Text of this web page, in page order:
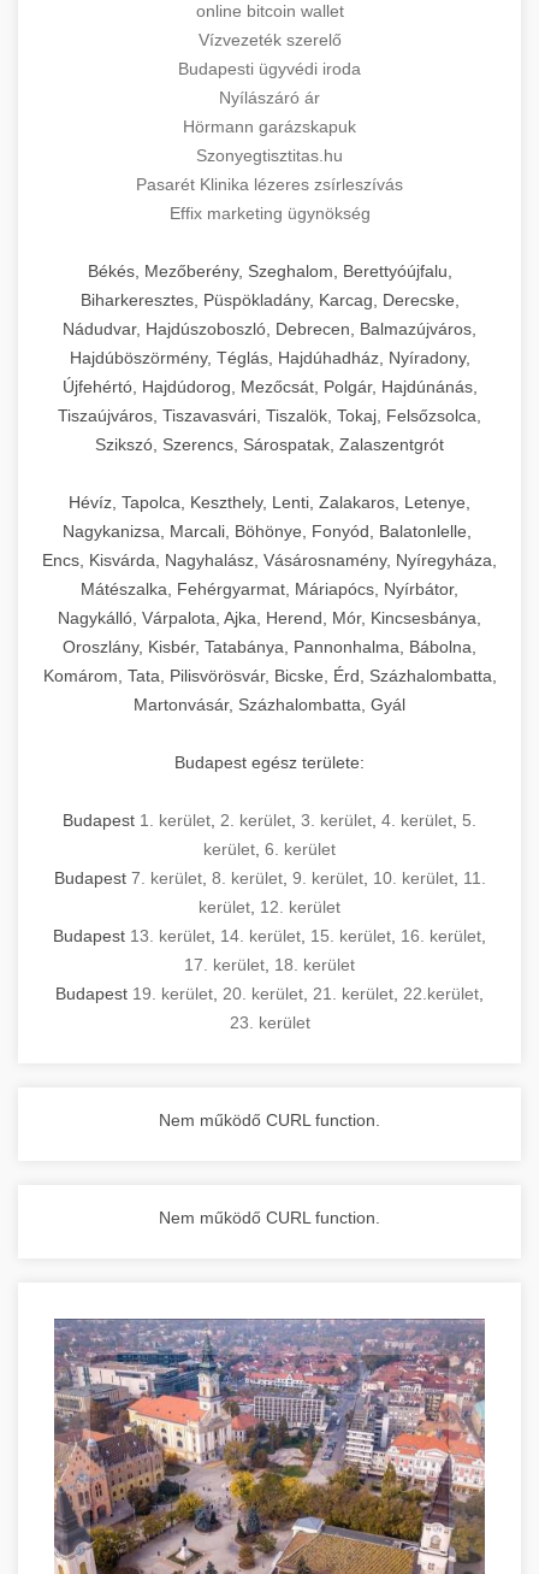
online bitcoin wallet
Vízvezeték szerelő
Budapesti ügyvédi iroda
Nyílászáró ár
Hörmann garázskapuk
Szonyegtisztitas.hu
Pasarét Klinika lézeres zsírleszívás
Effix marketing ügynökség
Békés, Mezőberény, Szeghalom, Berettyóújfalu,
Biharkeresztes, Püspökladány, Karcag, Derecske,
Nádudvar, Hajdúszoboszló, Debrecen, Balmazújváros,
Hajdúböszörmény, Téglás, Hajdúhadház, Nyíradony,
Újfehértó, Hajdúdorog, Mezőcsát, Polgár, Hajdúnánás,
Tiszaújváros, Tiszavasvári, Tiszalök, Tokaj, Felsőzsolca,
Szikszó, Szerencs, Sárospatak, Zalaszentgrót
Hévíz, Tapolca, Keszthely, Lenti, Zalakaros, Letenye,
Nagykanizsa, Marcali, Böhönye, Fonyód, Balatonlelle,
Encs, Kisvárda, Nagyhalász, Vásárosnamény, Nyíregyháza,
Mátészalka, Fehérgyarmat, Máriapócs, Nyírbátor,
Nagykálló, Várpalota, Ajka, Herend, Mór, Kincsesbánya,
Oroszlány, Kisbér, Tatabánya, Pannonhalma, Bábolna,
Komárom, Tata, Pilisvörösvár, Bicske, Érd, Százhalombatta,
Martonvásár, Százhalombatta, Gyál
Budapest egész területe:
Budapest 1. kerület 2. kerület 3. kerület 4. kerület 5.
kerület 6. kerület
Budapest 7. kerület, 8. kerület, 9. kerület, 10. kerület, 11.
kerület 12. kerület
Budapest 13. kerület 14. kerület 15. kerület 16. kerület
17. kerület 18. kerület
Budapest 19. kerület 20. kerület 21. kerület 22.kerület
23. kerület
Nem működő CURL function.
Nem működő CURL function.